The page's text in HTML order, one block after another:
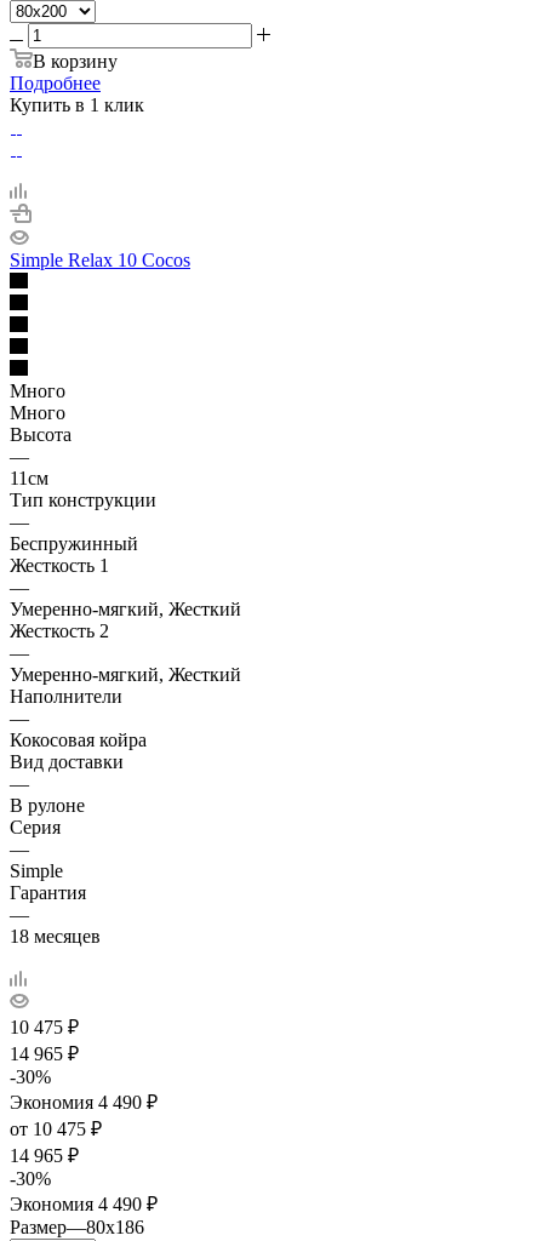
В корзину
Подробнее
Купить в 1 клик
Simple Relax 10 Cocos
Много
Много
Высота
—
11см
Тип конструкции
—
Беспружинный
Жесткость 1
—
Умеренно-мягкий, Жесткий
Жесткость 2
—
Умеренно-мягкий, Жесткий
Наполнители
—
Кокосовая койра
Вид доставки
—
В рулоне
Серия
—
Simple
Гарантия
—
18 месяцев
10 475 ₽
14 965 ₽
-30%
Экономия 4 490 ₽
от 10 475 ₽
14 965 ₽
-30%
Экономия 4 490 ₽
Размер—80x186